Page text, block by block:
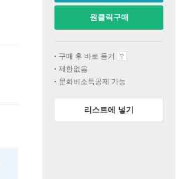
원클릭구매
구매 후 바로 듣기
제한없음
문화비소득공제 가능
리스트에 넣기